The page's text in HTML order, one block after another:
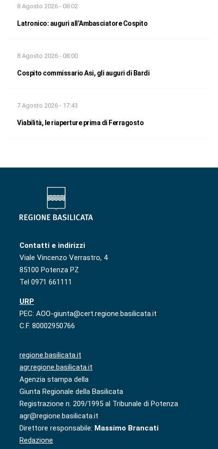
8 Agosto 2026 - 08:02
Latronico: auguri all’Ambasciatore Cospito
8 Agosto 2026 - 08:00
Cospito commissario Asi, gli auguri di Bardi
7 Agosto 2026 - 17:43
Viabilità, le riaperture prima di Ferragosto
Contatti e indirizzi
Viale Vincenzo Verrastro, 4
85100 Potenza PZ
Tel 0971 661111
URP
PEC: AOO-giunta@cert.regione.basilicata.it
C.F. 80002950766
regione.basilicata.it
agr.regione.basilicata.it
Agenzia stampa della
Giunta Regionale della Basilicata
Registrazione n. 209/1995 al Tribunale di Potenza
agr@regione.basilicata.it
Direttore responsabile: Massimo Brancati
Redazione